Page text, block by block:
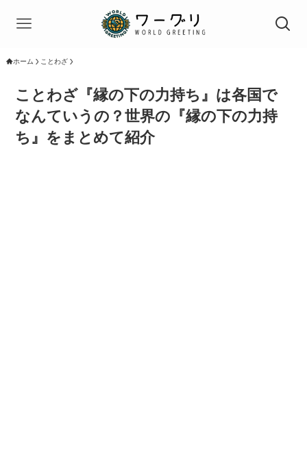
ホーム ことわざ
ことわざ『縁の下の力持ち』は各国で
なんていうの？世界の『縁の下の力持
ち』をまとめて紹介